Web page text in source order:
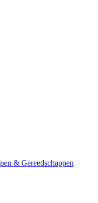
& Gereedschappen